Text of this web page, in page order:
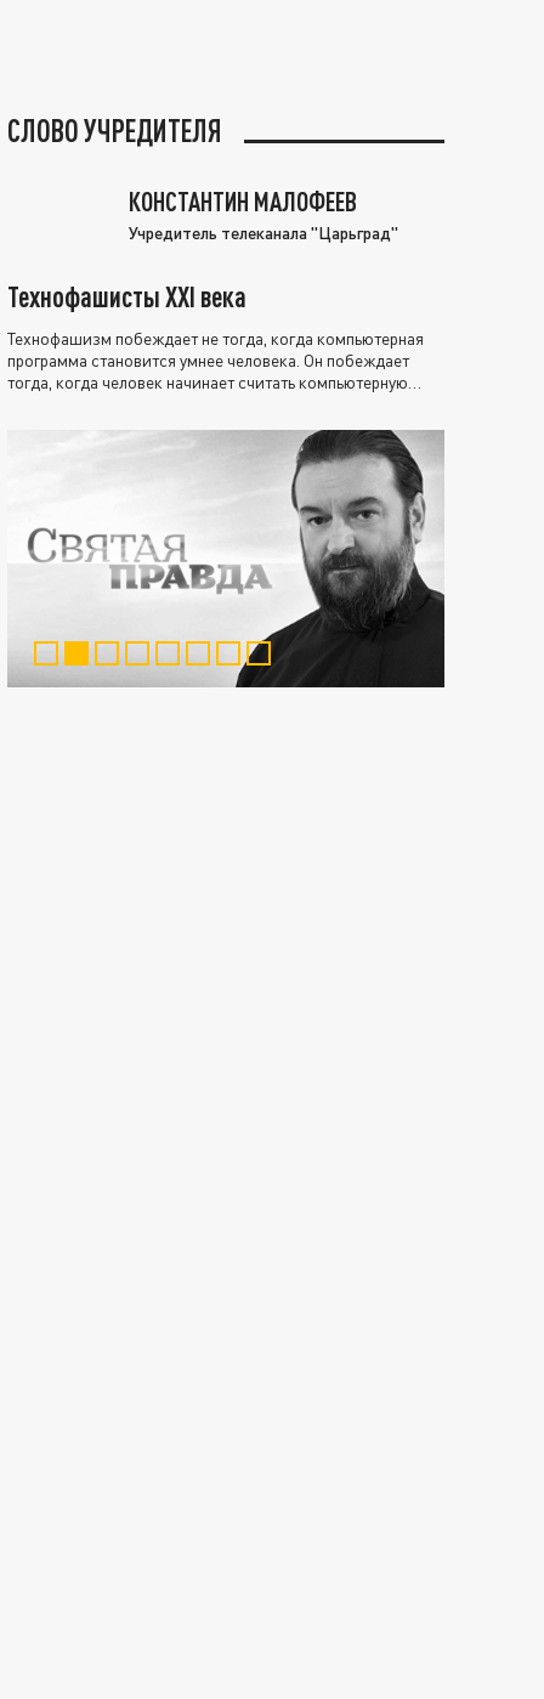
СЛОВО УЧРЕДИТЕЛЯ
КОНСТАНТИН МАЛОФЕЕВ
Учредитель телеканала "Царьград"
Технофашисты XXI века
Технофашизм побеждает не тогда, когда компьютерная
программа становится умнее человека. Он побеждает
тогда, когда человек начинает считать компьютерную